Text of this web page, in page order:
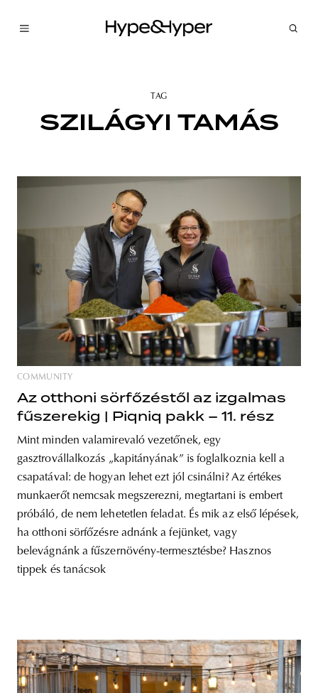
budapest poland branding
TAG
SZILÁGYI TAMÁS
COMMUNITY
Az otthoni sörfőzéstől az izgalmas
fűszerekig | Piqniq pakk – 11. rész
Mint minden valamirevaló vezetőnek, egy
gasztrovállalkozás „kapitányának” is foglalkoznia kell a
csapatával: de hogyan lehet ezt jól csinálni? Az értékes
munkaerőt nemcsak megszerezni, megtartani is embert
próbáló, de nem lehetetlen feladat. És mik az első lépések,
ha otthoni sörfőzésre adnánk a fejünket, vagy
belevágnánk a fűszernövény-termesztésbe? Hasznos
tippek és tanácsok